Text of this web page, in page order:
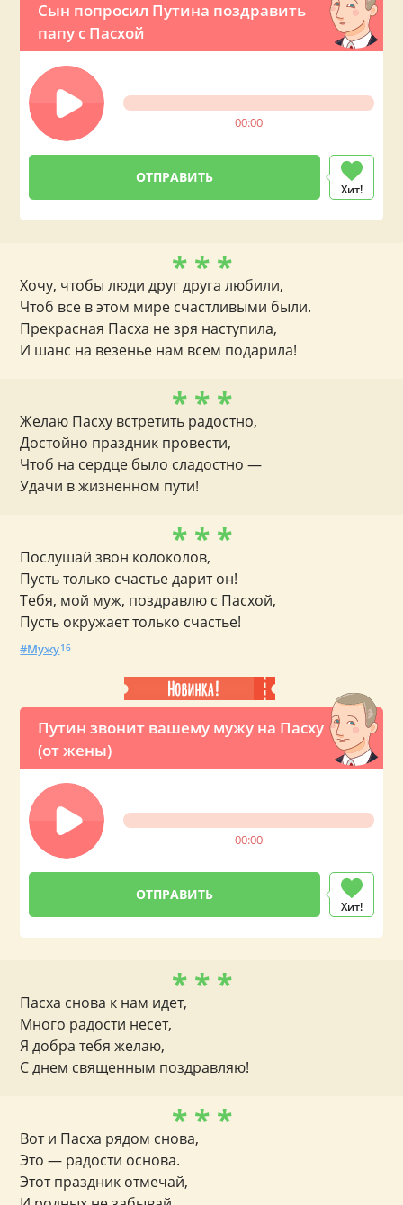
Сын попросил Путина поздравить
папу с Пасхой
00:00
Хит!
* * *
Хочу, чтобы люди друг друга любили,
Чтоб все в этом мире счастливыми были.
Прекрасная Пасха не зря наступила,
И шанс на везенье нам всем подарила!
* * *
Желаю Пасху встретить радостно,
Достойно праздник провести,
Чтоб на сердце было сладостно —
Удачи в жизненном пути!
Путин звонит вашему мужу на Пасху
(от жены)
00:00
Хит!
* * *
Послушай звон колоколов,
Пусть только счастье дарит он!
Тебя, мой муж, поздравлю с Пасхой,
Пусть окружает только счастье!
Мужу16
* * *
Пасха снова к нам идет,
Много радости несет,
Я добра тебя желаю,
С днем священным поздравляю!
* * *
Вот и Пасха рядом снова,
Это — радости основа.
Этот праздник отмечай,